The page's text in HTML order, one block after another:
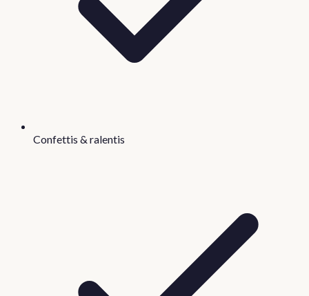
Confettis & ralentis